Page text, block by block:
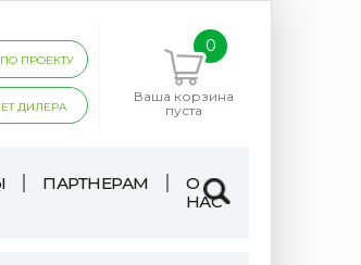
ПРОЕКТУ
ДИЛЕРА
0
Ваша корзина
пуста
ПАРТНЕРАМ
О
НАС